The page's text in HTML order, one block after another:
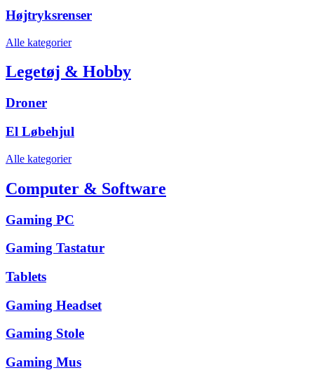
Højtryksrenser
Alle kategorier
Legetøj & Hobby
Droner
El Løbehjul
Alle kategorier
Computer & Software
Gaming PC
Gaming Tastatur
Tablets
Gaming Headset
Gaming Stole
Gaming Mus